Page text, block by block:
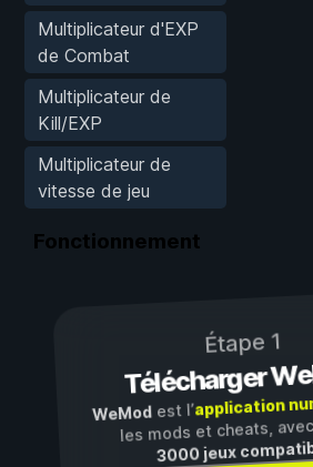
Multiplicateur d'EXP
de Combat
Multiplicateur de
Kill/EXP
Multiplicateur de
vitesse de jeu
Fonctionnement
Étape 1
Télécharger
WeModest l’application
les mods et cheats, avec
3000 jeux